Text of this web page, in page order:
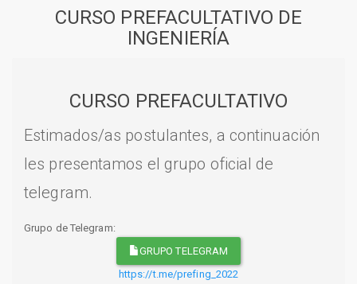
CURSO PREFACULTATIVO DE
INGENIERÍA
CURSO PREFACULTATIVO
Estimados/as postulantes, a continuación
les presentamos el grupo oficial de
telegram.
Grupo de Telegram:
GRUPO TELEGRAM
https://t.me/prefing_2022